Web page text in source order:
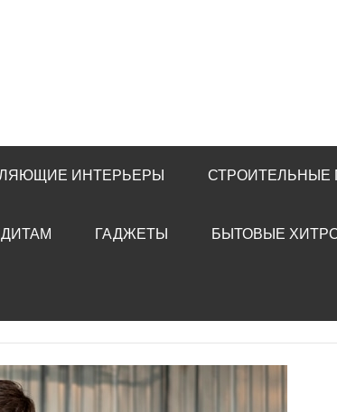
ИНТЕРЬЕРЫ СТРОИТЕЛЬНЫЕ
ГАДЖЕТЫ БЫТОВЫЕ